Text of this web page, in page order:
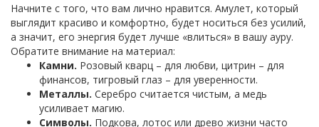
Начните с того, что вам лично нравится. Амулет, который
выглядит красиво и комфортно, будет носиться без усилий,
а значит, его энергия будет лучше «влиться» в вашу ауру.
Обратите внимание на материал:
Камни. Розовый кварц – для любви, цитрин – для
финансов, тигровый глаз – для уверенности.
Металлы. Серебро считается чистым, а медь
усиливает магию.
Символы. Подкова, лотос или древо жизни часто